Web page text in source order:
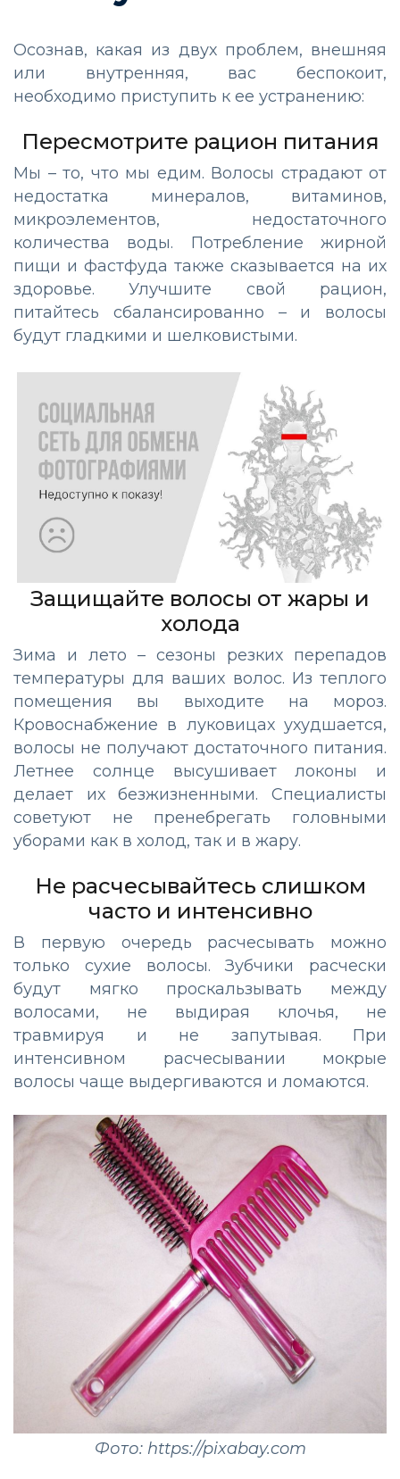
Осознав, какая из двух проблем, внешняя
или внутренняя, вас беспокоит,
необходимо приступить к ее устранению:
Пересмотрите рацион питания
Мы – то, что мы едим. Волосы страдают от
недостатка минералов, витаминов,
микроэлементов, недостаточного
количества воды. Потребление жирной
пищи и фастфуда также сказывается на их
здоровье. Улучшите свой рацион,
питайтесь сбалансированно – и волосы
будут гладкими и шелковистыми.
Защищайте волосы от жары и
холода
Зима и лето – сезоны резких перепадов
температуры для ваших волос. Из теплого
помещения вы выходите на мороз.
Кровоснабжение в луковицах ухудшается,
волосы не получают достаточного питания.
Летнее солнце высушивает локоны и
делает их безжизненными. Специалисты
советуют не пренебрегать головными
уборами как в холод, так и в жару.
Не расчесывайтесь слишком
часто и интенсивно
В первую очередь расчесывать можно
только сухие волосы. Зубчики расчески
будут мягко проскальзывать между
волосами, не выдирая клочья, не
травмируя и не запутывая. При
интенсивном расчесывании мокрые
волосы чаще выдергиваются и ломаются.
Фото: https://pixabay.com